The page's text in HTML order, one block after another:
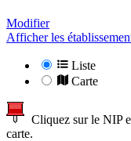
Modifier
Afficher les
Liste
Carte
Cliquez sur le NIP
carte.